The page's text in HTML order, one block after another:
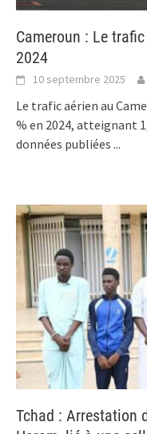
Cameroun : Le
2024
10 septembre 2025
Le trafic aérien au
% en 2024, atteignant
données publiées ...
Tchad : Arrestation